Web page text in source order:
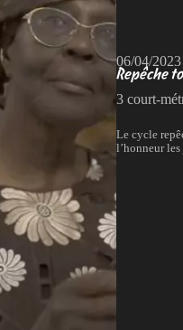
06/04/
Repêche
3 court-
Le cycle
l’honneur